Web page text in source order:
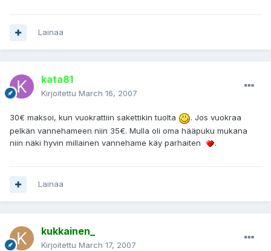
Lainaa
kata81
Kirjoitettu March 16, 2007
30€ maksoi, kun vuokrattiin sakettikin tuolta
. Jos vuokraa
pelkän vannehameen niin 35€. Mulla oli oma hääpuku mukana
niin näki hyvin millainen vannehame käy parhaiten
.
Lainaa
kukkainen_
Kirjoitettu March 17, 2007